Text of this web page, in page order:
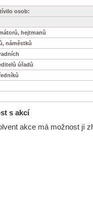
osob:
hejtmanů
náměstků
úřadů
s akcí
akce má možnost jí